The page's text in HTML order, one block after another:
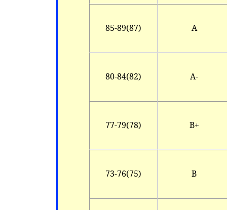
85-89(87) A
80-84(82) A-
77-79(78) B+
73-76(75) B